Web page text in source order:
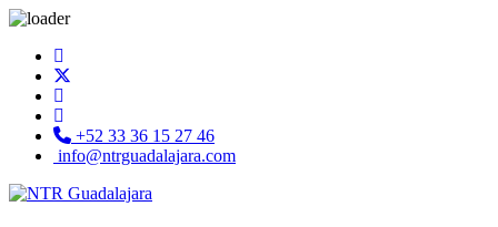
+52 33 36 15 27 46
info@ntrguadalajara.com